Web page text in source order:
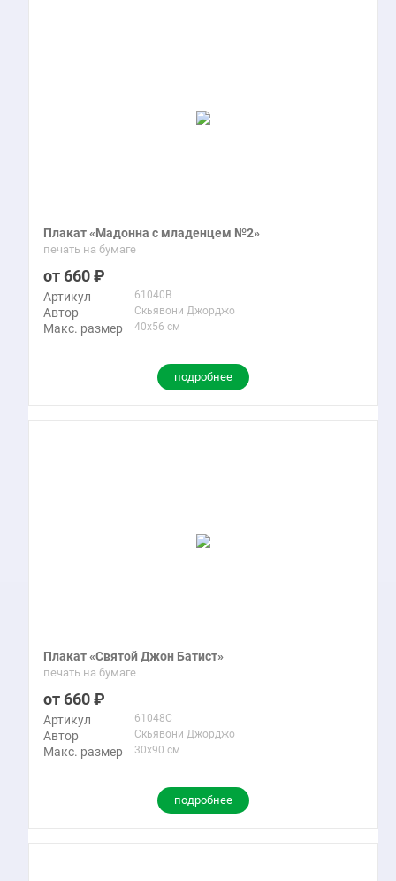
Плакат «Мадонна с младенцем №2»
печать на бумаге
660
Артикул 61040B
Автор Скьявони Джорджо
Макс. размер 40x56 см
подробнее
Плакат «Святой Джон Батист»
печать на бумаге
660
Артикул 61048C
Автор Скьявони Джорджо
Макс. размер 30x90 см
подробнее